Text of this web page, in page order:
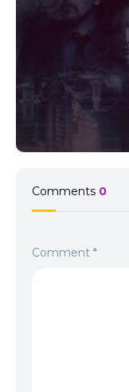
Comments 0
Comment *